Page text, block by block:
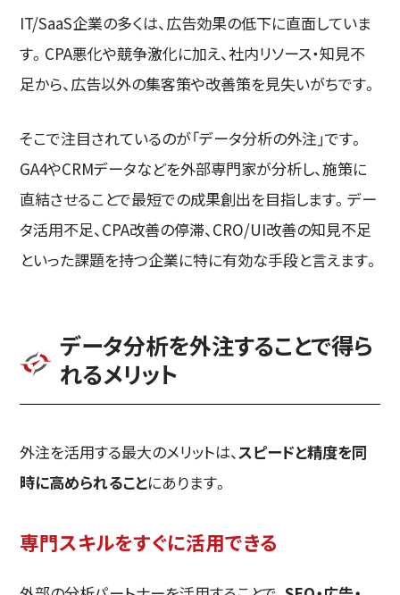
IT/SaaS企業の多くは、広告効果の低下に直面していま
す。CPA悪化や競争激化に加え、社内リソース・知見不
足から、広告以外の集客策や改善策を見失いがちです。
そこで注目されているのが「データ分析の外注」です。
GA4やCRMデータなどを外部専門家が分析し、施策に
直結させることで最短での成果創出を目指します。デー
タ活用不足、CPA改善の停滞、CRO/UI改善の知見不足
といった課題を持つ企業に特に有効な手段と言えます。
データ分析を外注することで得ら
れるメリット
外注を活用する最大のメリットは、スピードと精度を同
時に高められることにあります。
専門スキルをすぐに活用できる